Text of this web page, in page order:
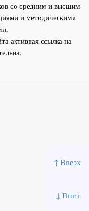
↑ Вверх
↓ Вниз
со средним и высшим
и методическими
активная ссылка на